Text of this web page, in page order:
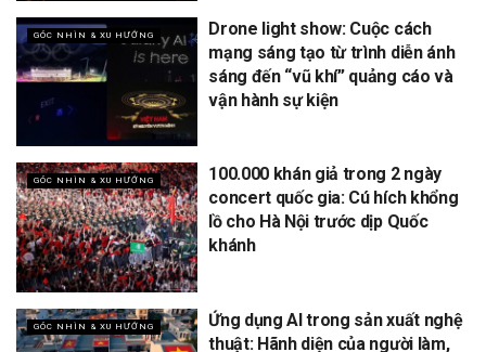
GÓC NHÌN & XU HƯỚNG
Drone light show: Cuộc cách
mạng sáng tạo từ trình diễn ánh
sáng đến “vũ khí” quảng cáo và
vận hành sự kiện
GÓC NHÌN & XU HƯỚNG
100.000 khán giả trong 2 ngày
concert quốc gia: Cú hích khổng
lồ cho Hà Nội trước dịp Quốc
khánh
GÓC NHÌN & XU HƯỚNG
Ứng dụng AI trong sản xuất nghệ
thuật: Hãnh diện của người làm,